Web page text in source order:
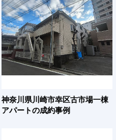
神奈川県川崎市幸区古市場一棟
アパートの成約事例